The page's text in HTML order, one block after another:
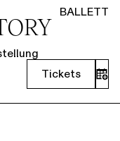
BALLETT
Tickets